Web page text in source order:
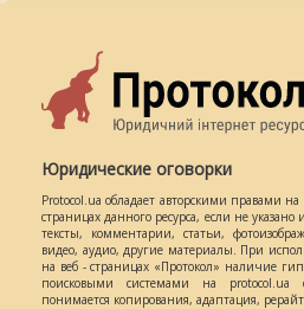
Юридические оговорки
Protocol.ua обладает авторскими правами
страницах данного ресурса, если не
тексты, комментарии, статьи,
видео, аудио, другие материалы. При
на веб - страницах «Протокол» наличие
поисковыми системами на protocol.ua
понимается копирования, адаптация,